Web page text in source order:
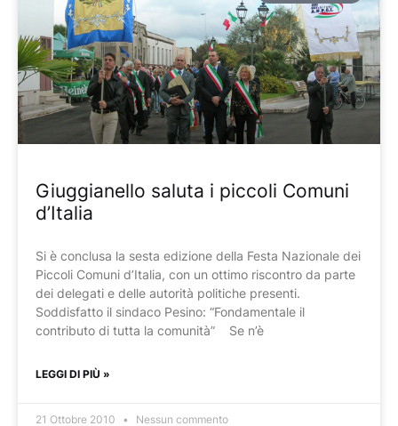
Giuggianello saluta i piccoli Comuni
d’Italia
Si è conclusa la sesta edizione della Festa Nazionale dei
Piccoli Comuni d’Italia, con un ottimo riscontro da parte
dei delegati e delle autorità politiche presenti.
Soddisfatto il sindaco Pesino: “Fondamentale il
contributo di tutta la comunità” Se n’è
LEGGI DI PIÙ »
21 Ottobre 2010 Nessun commento